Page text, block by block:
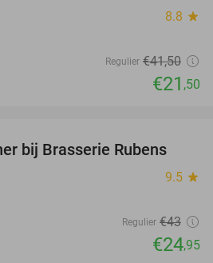
8.8 star
Regulier €41,50
€21 ,50
42%
bij Brasserie Rubens
9.5 star
Regulier €43
€24,95